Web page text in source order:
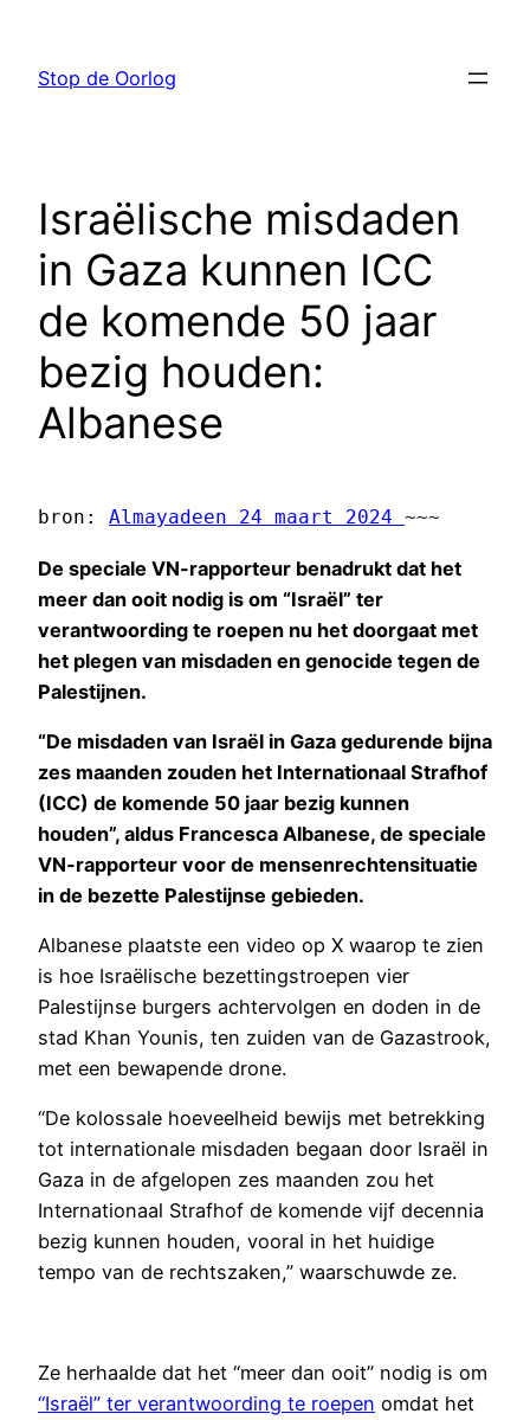
Stop de Oorlog
Israëlische misdaden
in Gaza kunnen ICC
de komende 50 jaar
bezig houden:
Albanese
bron: Almayadeen 24 maart 2024 ~~~
De speciale VN-rapporteur benadrukt dat het
meer dan ooit nodig is om “Israël” ter
verantwoording te roepen nu het doorgaat met
het plegen van misdaden en genocide tegen de
Palestijnen.
“De misdaden van Israël in Gaza gedurende bijna
zes maanden zouden het Internationaal Strafhof
(ICC) de komende 50 jaar bezig kunnen
houden”, aldus Francesca Albanese, de speciale
VN-rapporteur voor de mensenrechtensituatie
in de bezette Palestijnse gebieden.
Albanese plaatste een video op X waarop te zien
is hoe Israëlische bezettingstroepen vier
Palestijnse burgers achtervolgen en doden in de
stad Khan Younis, ten zuiden van de Gazastrook,
met een bewapende drone.
“De kolossale hoeveelheid bewijs met betrekking
tot internationale misdaden begaan door Israël in
Gaza in de afgelopen zes maanden zou het
Internationaal Strafhof de komende vijf decennia
bezig kunnen houden, vooral in het huidige
tempo van de rechtszaken,” waarschuwde ze.
Ze herhaalde dat het “meer dan ooit” nodig is om
“Israël” ter verantwoording te roepen omdat het